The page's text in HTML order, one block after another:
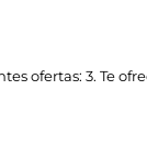
ofertas: 3. Te